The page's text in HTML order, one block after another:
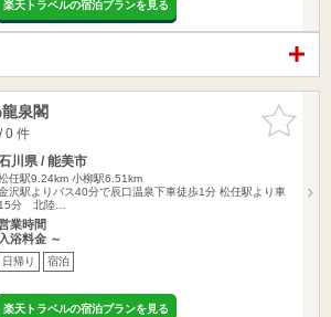
楽天トラベルの宿泊プランを見る
お気に入
りに追加
泉閣
0 件
川県 / 能美市
任駅9.24km 小柳駅6.51km
沢駅よりバス40分で辰口温泉下車徒歩1分 松任駅より車
15分 北陸…
業時間
入浴料金 ～
日帰り 宿泊
楽天トラベルの宿泊プランを見る